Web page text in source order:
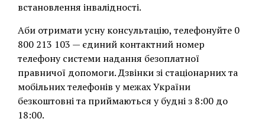
встановлення інвалідності.
Аби отримати усну консультацію, телефонуйте 0
800 213 103 — єдиний контактний номер
телефону системи надання безоплатної
правничої допомоги. Дзвінки зі стаціонарних та
мобільних телефонів у межах України
безкоштовні та приймаються у будні з 8:00 до
18:00.